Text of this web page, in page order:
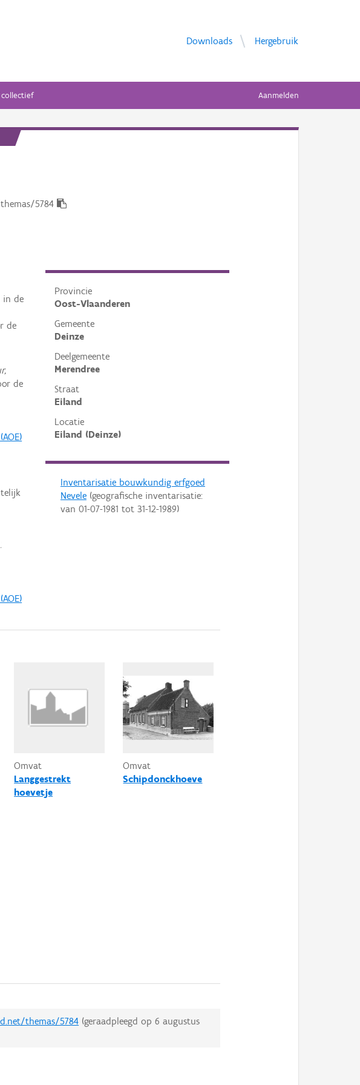
Downloads Hergebruik
Aanmelden
5784
Provincie
Oost-Vlaanderen
Gemeente
Deinze
Deelgemeente
Merendree
Straat
Eiland
Locatie
Eiland (Deinze)
Inventarisatie bouwkundig erfgoed
Nevele(geografische inventarisatie:
van 01-07-1981 tot 31-12-1989)
in de
de
de
Omvat
Langgestrekt
hoevetje
Omvat
Schipdonckhoeve
themas/5784 (geraadpleegd op6 augustus